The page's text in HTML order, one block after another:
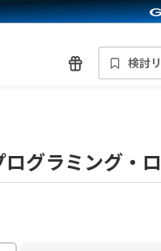
検討
グラミング・